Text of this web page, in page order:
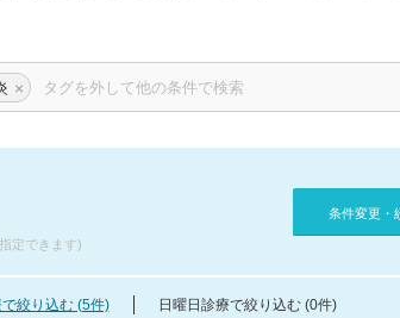
×
定できます)
条件変更・
絞り込む (5件) 日曜日診療で絞り込む (0件)